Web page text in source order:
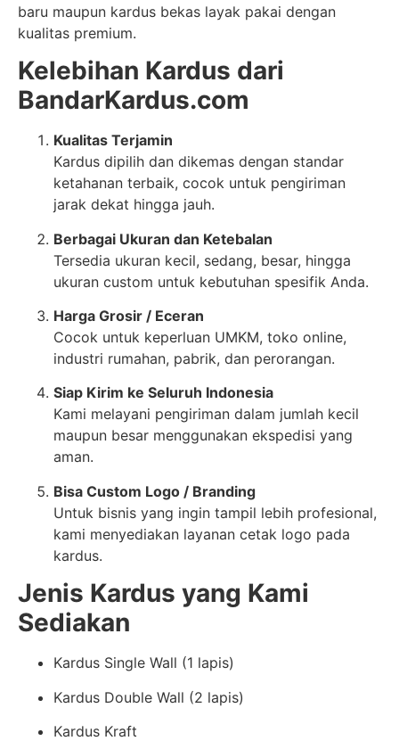
baru maupun kardus bekas layak pakai dengan
kualitas premium.
Kelebihan Kardus dari
BandarKardus.com
Kualitas Terjamin
Kardus dipilih dan dikemas dengan standar
ketahanan terbaik, cocok untuk pengiriman
jarak dekat hingga jauh.
Berbagai Ukuran dan Ketebalan
Tersedia ukuran kecil, sedang, besar, hingga
ukuran custom untuk kebutuhan spesifik Anda.
Harga Grosir / Eceran
Cocok untuk keperluan UMKM, toko online,
industri rumahan, pabrik, dan perorangan.
Siap Kirim ke Seluruh Indonesia
Kami melayani pengiriman dalam jumlah kecil
maupun besar menggunakan ekspedisi yang
aman.
Bisa Custom Logo / Branding
Untuk bisnis yang ingin tampil lebih profesional,
kami menyediakan layanan cetak logo pada
kardus.
Jenis Kardus yang Kami
Sediakan
Kardus Single Wall (1 lapis)
Kardus Double Wall (2 lapis)
Kardus Kraft